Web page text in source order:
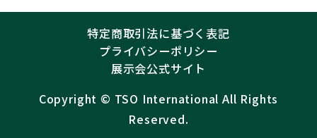
特定商取引法に基づく表記
プライバシーポリシー
展示会公式サイト
Copyright ©︎ TSO International All Rights
Reserved.